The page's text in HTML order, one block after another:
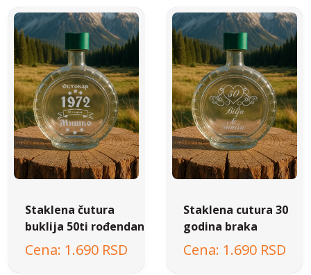
Staklena čutura
buklija 50ti rođendan
1.690 RSD
Staklena cutura 30
godina braka
1.690 RSD